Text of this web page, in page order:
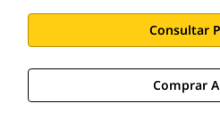
Consultar
Comprar